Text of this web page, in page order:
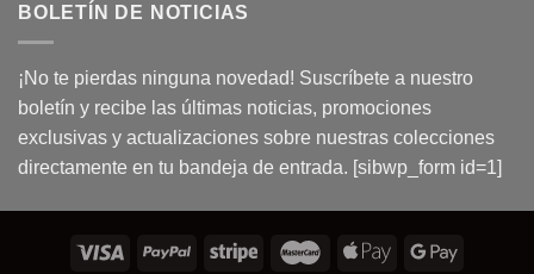
BOLETÍN DE NOTICIAS
¡No te pierdas ninguna novedad! Suscríbete a nuestro
boletín y recibe las últimas noticias, promociones
exclusivas y actualizaciones sobre nuestras colecciones
directamente en tu bandeja de entrada. [sibwp_form id=1]